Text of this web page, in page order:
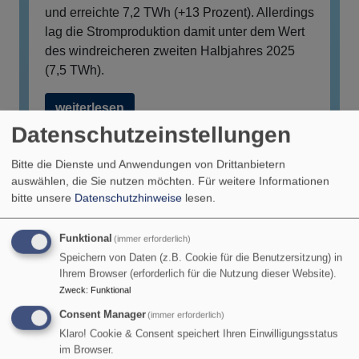
und erreichte 7,2 TWh (+13 Prozent). Allerdings
lag die Stromproduktion damit unter dem Wert
des windreicheren zweiten Halbjahres 2025
(7,5 TWh).
weiterlesen
Launch des neuen
Datenschutzeinstellungen
Bitte die Dienste und Anwendungen von Drittanbietern
auswählen, die Sie nutzen möchten. Für weitere Informationen
bitte unsere Datenschutzhinweise lesen.
Funktional (immer erforderlich)
Speichern von Daten (z.B. Cookie für die Benutzersitzung) in
Ihrem Browser (erforderlich für die Nutzung dieser Website).
Zweck: Funktional
Consent Manager(immer erforderlich)
Klaro! Cookie & Consent speichert Ihren Einwilligungsstatus
im Browser.